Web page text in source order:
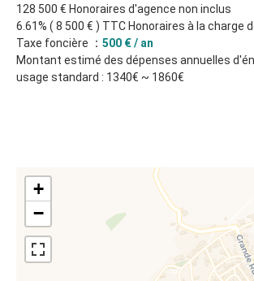
128 500 € Honoraires d'agence non inclus
6.61% ( 8 500 € ) TTC Honoraires à la charge
Taxe foncière
500 € / an
Montant estimé des dépenses annuelles
usage standard : 1340€ ~ 1860€
+
−